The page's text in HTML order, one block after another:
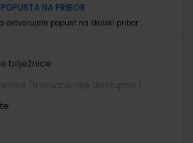
NA PRIBOR
ostvarujete popust na školski pribor
bilježnice